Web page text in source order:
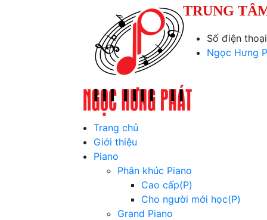
TRUNG
Số điện
Ngọc Hưng
Trang chủ
Giới thiệu
Piano
Phân khúc Piano
Cao cấp(P)
Cho người mới học(P)
Grand Piano